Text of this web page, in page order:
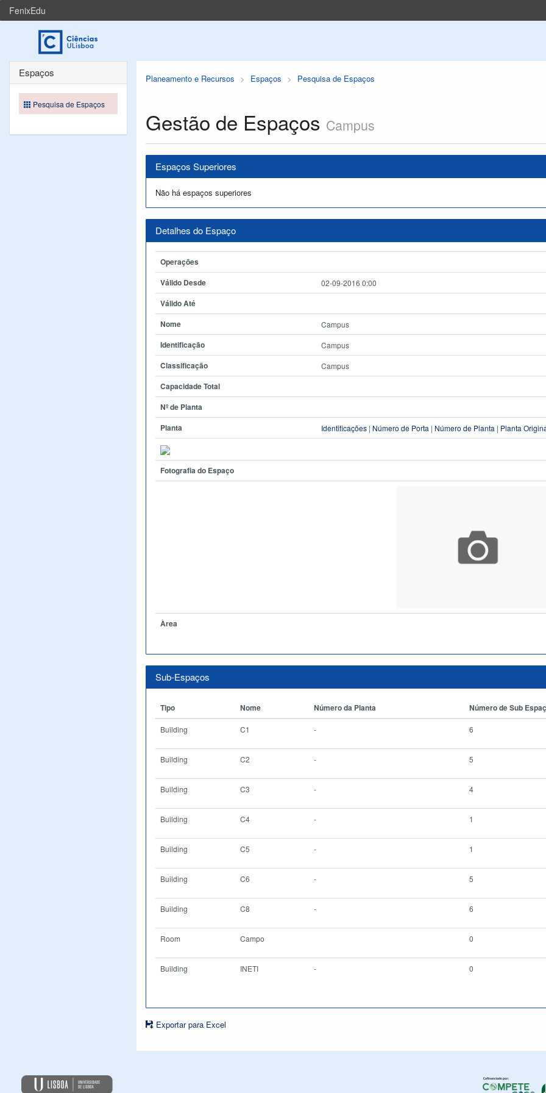
FenixEdu
Planeamento e Recursos Espaços Pesquisa de Espaços
Gestão de Espaços Campus
Espaços Superiores
Não há espaços superiores
Detalhes do Espaço
Operações
Válido Desde
02-09-2016 0:00
Válido Até
Nome
Campus
Identificação Campus
Classificação Campus
Capacidade Total
Nº de Planta
Planta
Identificações | Número de Porta | Número de Planta | Planta
Fotografia do Espaço
Àrea
Sub-Espaços
Tipo Nome Número da Planta Número de Sub
Building C1 - 6
Building C2 - 5
Building C3 - 4
Building C4 - 1
Building C5 - 1
Building C6 - 5
Building C8 - 6
Room Campo 0
Building INETI - 0
Exportar para Excel
Espaços
Pesquisa de Espaços